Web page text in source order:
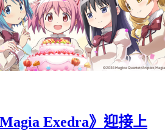
Exedra》迎接上